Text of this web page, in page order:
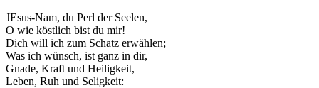
JEsus-Nam, du Perl der Seelen,
O wie köstlich bist du mir!
Dich will ich zum Schatz erwählen;
Was ich wünsch, ist ganz in dir,
Gnade, Kraft und Heiligkeit,
Leben, Ruh und Seligkeit: